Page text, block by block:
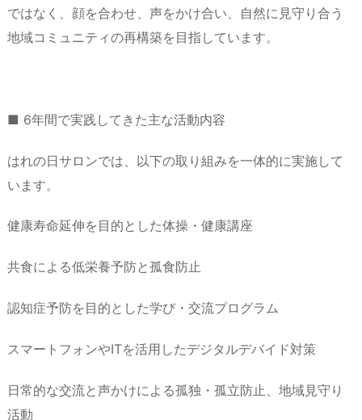
ではなく、顔を合わせ、声をかけ合い、自然に見守り合う
地域コミュニティの再構築を目指しています。
■ 6年間で実践してきた主な活動内容
はれの日サロンでは、以下の取り組みを一体的に実施して
います。
健康寿命延伸を目的とした体操・健康講座
共食による低栄養予防と孤食防止
認知症予防を目的とした学び・交流プログラム
スマートフォンやITを活用したデジタルデバイド対策
日常的な交流と声かけによる孤独・孤立防止、地域見守り
活動